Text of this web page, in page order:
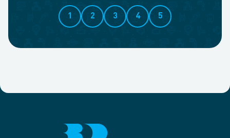
1 2 3 4 5